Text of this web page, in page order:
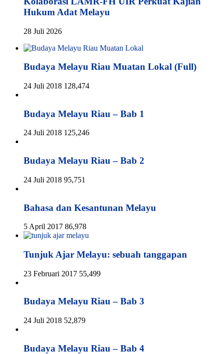
Hukum Adat Melayu
28 Juli 2026
Budaya Melayu Riau Muatan Lokal (Full)
24 Juli 2018 128,474
Budaya Melayu Riau – Bab 1
24 Juli 2018 125,246
Budaya Melayu Riau – Bab 2
24 Juli 2018 95,751
Bahasa dan Kesantunan Melayu
5 April 2017 86,978
Tunjuk Ajar Melayu: sebuah tanggapan
23 Februari 2017 55,499
Budaya Melayu Riau – Bab 3
24 Juli 2018 52,879
Budaya Melayu Riau – Bab 4